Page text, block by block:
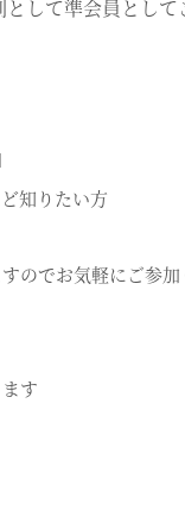
して準会員として
知りたい方
のでお気軽にご参加
す